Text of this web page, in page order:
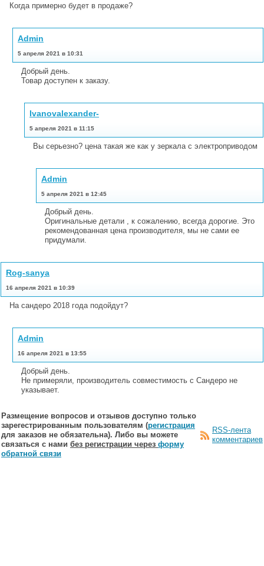
Когда примерно будет в продаже?
Admin
5 апреля 2021 в 10:31
Добрый день.
Товар доступен к заказу.
Ivanovalexander-
5 апреля 2021 в 11:15
Вы серьезно? цена такая же как у зеркала с электроприводом
Admin
5 апреля 2021 в 12:45
Добрый день.
Оригинальные детали , к сожалению, всегда дорогие. Это
рекомендованная цена производителя, мы не сами ее
придумали.
Rog-sanya
16 апреля 2021 в 10:39
На сандеро 2018 года подойдут?
Admin
16 апреля 2021 в 13:55
Добрый день.
Не примеряли, производитель совместимость с Сандеро не
указывает.
Размещение вопросов и отзывов доступно только
зарегестрированным пользователям (регистрация
для заказов не обязательна). Либо вы можете
связаться с нами без регистрации через форму
обратной связи
RSS-лента
комментариев